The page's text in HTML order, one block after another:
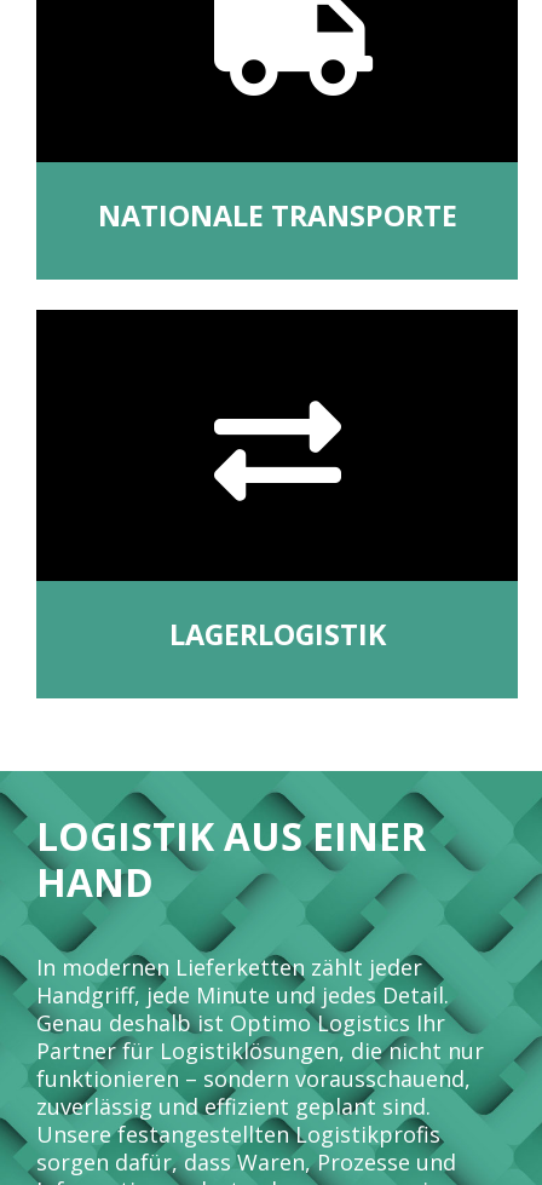
NATIONALE TRANSPORTE
LAGERLOGISTIK
LOGISTIK AUS EINER
HAND
In modernen Lieferketten zählt jeder
Handgriff, jede Minute und jedes Detail.
Genau deshalb ist Optimo Logistics Ihr
Partner für Logistiklösungen, die nicht nur
funktionieren – sondern vorausschauend,
zuverlässig und effizient geplant sind.
Unsere festangestellten Logistikprofis
sorgen dafür, dass Waren, Prozesse und